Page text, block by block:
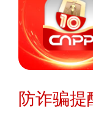
防诈骗